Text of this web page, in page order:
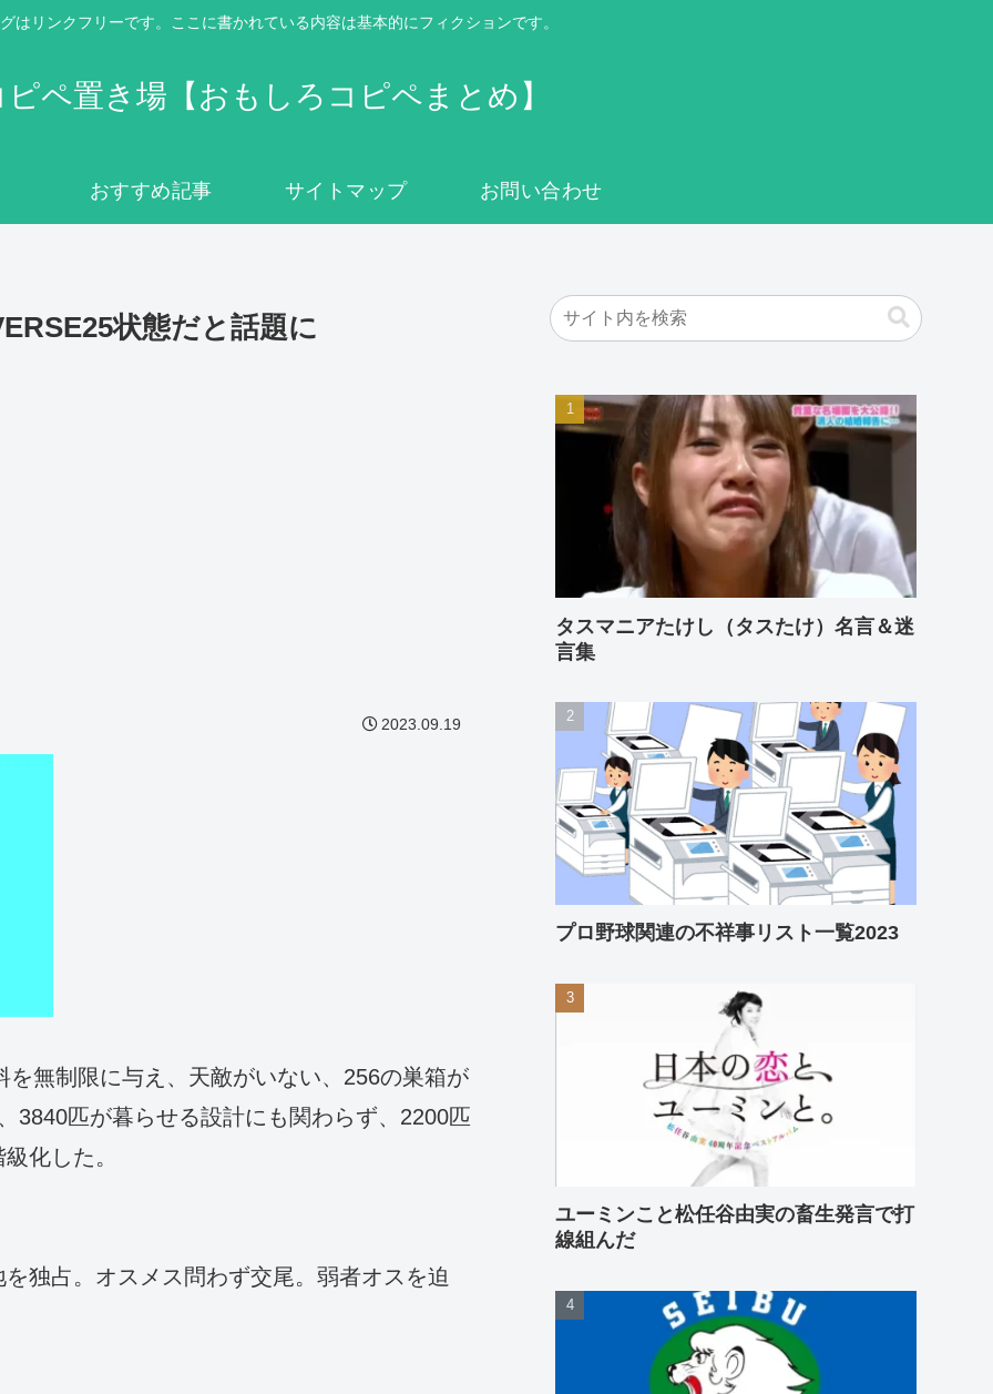
はリンクフリーです。ここに書かれている内容は基本的にフィクションです。
ピペ置き場【おもしろコピペまとめ】
おすすめ記事 サイトマップ お問い合わせ
状態だと話題に
2023.09.19
無制限に与え、天敵がいない、256の巣箱が
3840匹が暮らせる設計にも関わらず、2200匹
化した。
独占。オスメス問わず交尾。弱者オスを迫
タスマニアたけし（タスたけ）名言＆迷
言集
プロ野球関連の不祥事リスト一覧2023
ユーミンこと松任谷由実の畜生発言で打
線組んだ